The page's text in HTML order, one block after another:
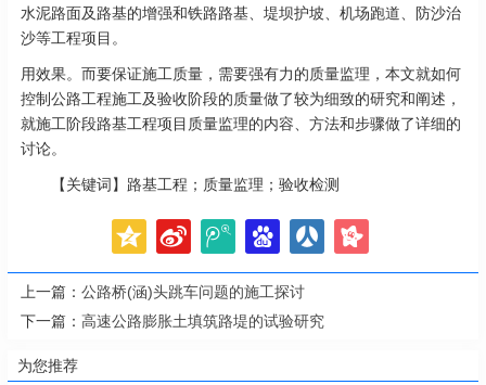
水泥路面及路基的增强和铁路路基、堤坝护坡、机场跑道、防沙治
沙等工程项目。
用效果。而要保证施工质量，需要强有力的质量监理，本文就如何
控制公路工程施工及验收阶段的质量做了较为细致的研究和阐述，
就施工阶段路基工程项目质量监理的内容、方法和步骤做了详细的
讨论。
【关键词】路基工程；质量监理；验收检测
上一篇： 公路桥(涵)头跳车问题的施工探讨
下一篇： 高速公路膨胀土填筑路堤的试验研究
为您推荐